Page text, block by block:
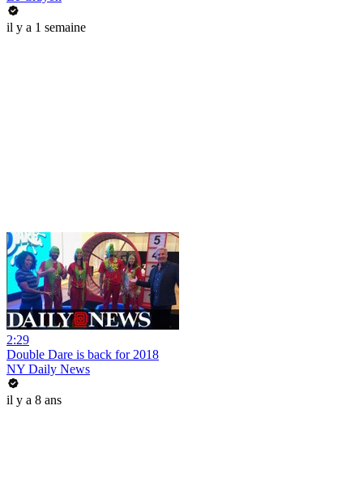
il y a 1 semaine
2:29
Double Dare is back for 2018
NY Daily News
il y a 8 ans